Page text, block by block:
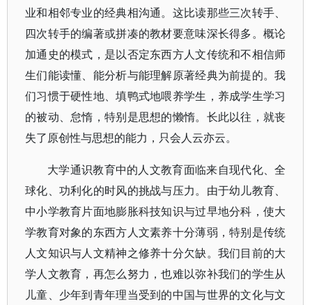
业和相邻专业的经典相沟通。这比读那些三次转手、
四次转手的编著或拼凑的教材要意味深长得多。概论
加通史的模式，是以否定东西方人文传统和不相信师
生们能读懂、能分析与能理解原著经典为前提的。我
们习惯于硬性地、填鸭式地喂养学生，养成学生学习
的被动、怠惰，特别是思想的懒惰。长此以往，就丧
失了原创性与思想的能力，只会人云亦云。
大学通识教育中的人文教育面临来自现代化、全
球化、功利化的时风的挑战与压力。由于幼儿教育、
中小学教育片面地膨胀科技知识与过早地分科，使大
学教育对象的东西方人文素养十分薄弱，特别是传统
人文知识与人文精神之修养十分欠缺。我们目前的大
学人文教育，再怎么努力，也难以弥补我们的学生从
儿童、少年到青年理当受到的中国与世界的文化与文